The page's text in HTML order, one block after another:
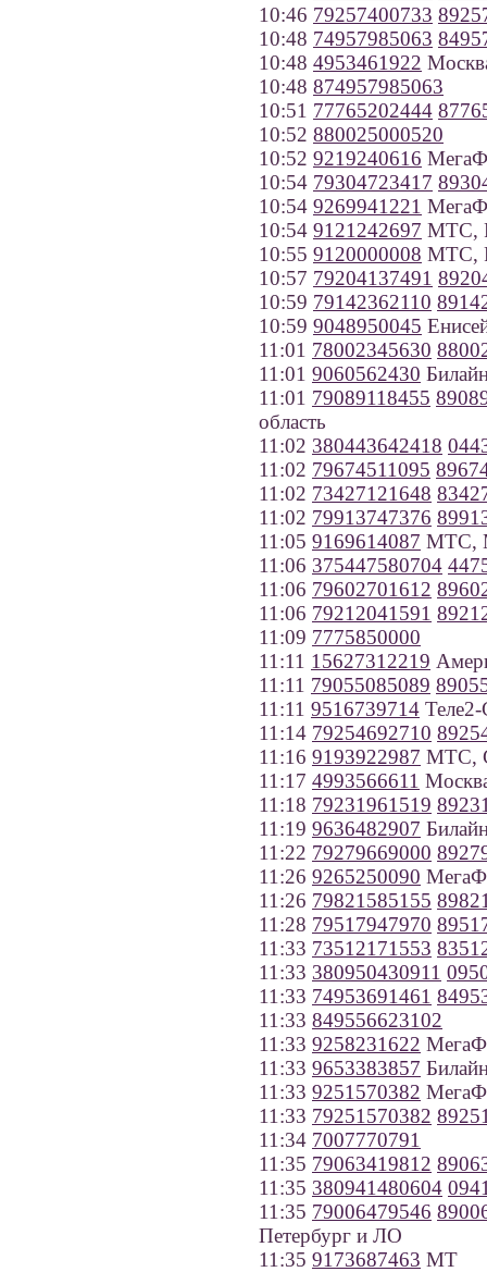
10:46 79257400733
10:48 74957985063
10:48 4953461922
10:48 874957985063
10:51 77765202444
10:52 880025000520
10:52 9219240616
10:54 79304723417
10:54 9269941221
10:54 9121242697 МТС,
10:55 9120000008 МТС,
10:57 79204137491
10:59 79142362110
10:59 9048950045
11:01 78002345630
11:01 9060562430
11:01 79089118455
область
11:02 380443642418
11:02 79674511095
11:02 73427121648
11:02 79913747376
11:05 9169614087 МТС,
11:06 375447580704
11:06 79602701612
11:06 79212041591
11:09 7775850000
11:11 15627312219
11:11 79055085089
11:11 9516739714
11:14 79254692710
11:16 9193922987 МТС,
11:17 4993566611
11:18 79231961519
11:19 9636482907
11:22 79279669000
11:26 9265250090
11:26 79821585155
11:28 79517947970
11:33 73512171553
11:33 380950430911
11:33 74953691461
11:33 849556623102
11:33 9258231622
11:33 9653383857
11:33 9251570382
11:33 79251570382
11:34 7007770791
11:35 79063419812
11:35 380941480604
11:35 79006479546
Петербург и ЛО
11:35 9173687463 МТ